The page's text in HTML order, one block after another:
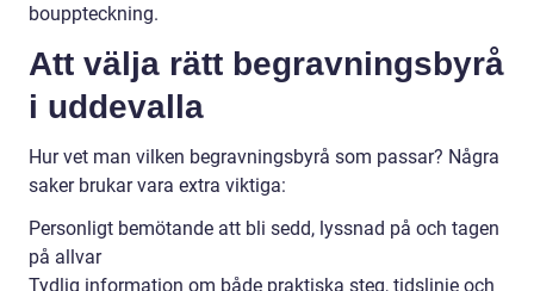
bouppteckning.
Att välja rätt begravningsbyrå
i uddevalla
Hur vet man vilken begravningsbyrå som passar? Några
saker brukar vara extra viktiga:
Personligt bemötande att bli sedd, lyssnad på och tagen
på allvar
Tydlig information om både praktiska steg, tidslinje och